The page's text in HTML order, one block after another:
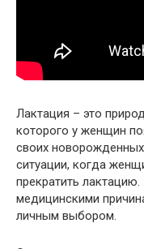
Лактация – это
которого у женщин
своих
ситуации, когда
прекратить
медицинскими
личным выбором.